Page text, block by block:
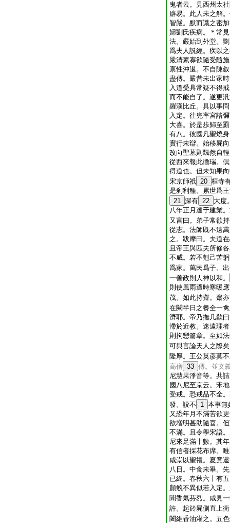
鬼者云。見西州太
辟易。此人未之解
智嚴。默而識之密
婦劉氏疾病。＊常
法。嚴始到外堂。
爲夫人説經。疾以
嚴清素寡欲隨受隨
禀性沖退。不自陳
盡傳。嚴昔未出家
入道受具常疑不得
而不能自了。遂更
羅漢比丘。具以事
入定。往兜率宮諮
大喜。於是歩歸至
有八。彼國凡聖燒
實行未辯。始移屍
改向聖墓則飄然自
從西來報此徴瑞。
得道也。但未知果
宋京師祇 20 桓寺
是刹利種。累世爲
21 深有 22 大度
八年正月達于建業
又言曰。弟子常欲
從志。法師既不遠
之。跋摩曰。夫道
且帝王與匹夫所修
不威。若不剋己苦
爲家。萬民爲子。
一善政則人神以和。
則使風雨適時寒暖
茂。如此持齋。齋
在闕半日之餐全一
濟耶。帝乃撫几歎
滯於近教。迷遠理
則拘戀篇章。至如
可與言論天人之際
隆厚。王公英彦莫
高僧 33 傳。並文
尼慧果淨音等。共
國八尼至京云。宋
受戒。恐戒品不全
發。設不
1 本事無
又恐年月不滿苦欲
欲増明甚助隨喜。
不滿。且令學宋語
尼來足滿十數。其
有信者採花布席。
咸崇以聖禮。夏竟
八日。中食未畢。
已終。春秋六十有
顏貌不異似若入定
聞香氣芬烈。咸見
許。起於屍側直上
闍維香油灌之。五